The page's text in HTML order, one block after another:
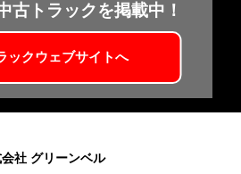
古トラックを掲載中！
ックウェブサイトへ
社 グリーンベル